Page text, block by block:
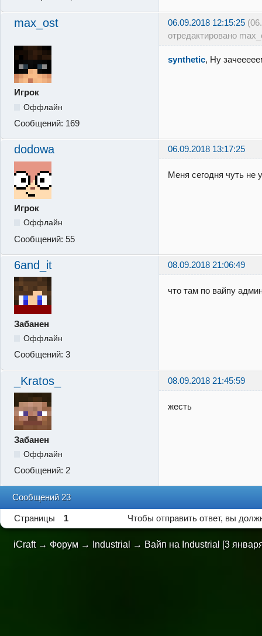
max_ost 06.09.2018 12:15:25
отредактировано
Игрок
Оффлайн
Сообщений: 169
synthetic, Ну
dodowa 06.09.2018 13:17:25
Игрок
Оффлайн
Сообщений: 55
Меня сегодня чуть не
6and_it 08.09.2018 21:06:49
Забанен
Оффлайн
Сообщений: 3
что там по вайпу
_Kratos_ 08.09.2018 21:45:59
Забанен
Оффлайн
Сообщений: 2
жесть
Сообщений 23
Страницы 1 Чтобы отправить ответ, вы
iCraft → Форум → Industrial → Вайп на Industrial [3